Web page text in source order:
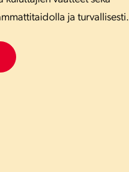
ja turvallisesti.